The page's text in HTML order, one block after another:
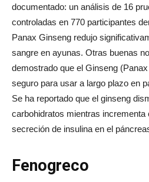
documentado: un análisis de 16
controladas en 770 participantes
Panax Ginseng redujo
sangre en ayunas. Otras buenas
demostrado que el Ginseng
seguro para usar a largo plazo en
Se ha reportado que el ginseng
carbohidratos mientras incrementa
secreción de insulina en el
Fenogreco